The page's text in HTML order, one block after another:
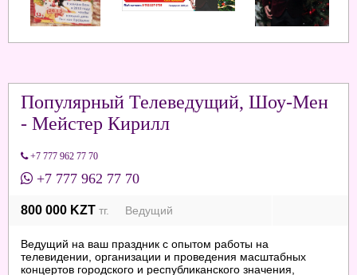
Популярный Телеведущий, Шоу-Мен
- Мейстер Кирилл
+7 777 962 77 70
+7 777 962 77 70
800 000 KZT тг. Ведущий
Ведущий на ваш праздник с опытом работы на
телевидении, организации и проведения масштабных
концертов городского и республиканского значения,